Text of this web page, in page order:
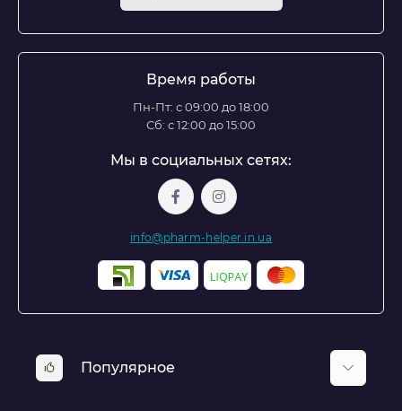
Время работы
Пн-Пт: с 09:00 до 18:00
Сб: с 12:00 до 15:00
Мы в социальных сетях:
info@pharm-helper.in.ua
Популярное